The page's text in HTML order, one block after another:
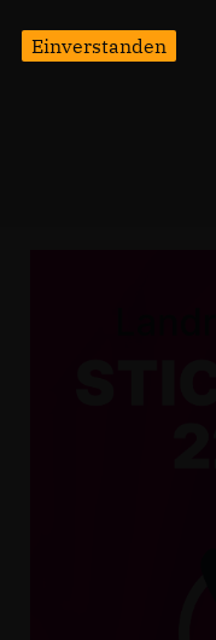
Einverstanden